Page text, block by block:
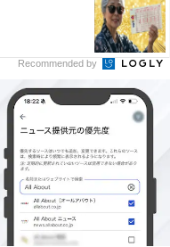
Recommended by